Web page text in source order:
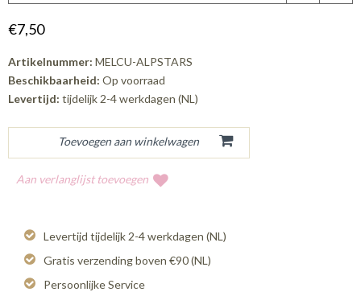
€7,50
Artikelnummer: MELCU-ALPSTARS
Beschikbaarheid: Op voorraad
Levertijd: tijdelijk 2-4 werkdagen (NL)
Aan verlanglijst toevoegen
Levertijd tijdelijk 2-4 werkdagen (NL)
Gratis verzending boven €90 (NL)
Persoonlijke Service